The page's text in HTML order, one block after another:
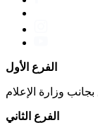
الفرع الأول
بجانب وزارة الإعلام
الفرع الثاني